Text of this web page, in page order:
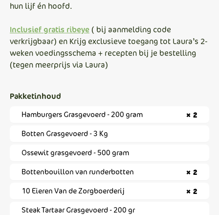
hun lijf én hoofd.
Inclusief gratis ribeye( bij aanmelding code
verkrijgbaar) en Krijg exclusieve toegang tot Laura’s 2-
weken voedingsschema + recepten bij je bestelling
(tegen meerprijs via Laura)
Pakketinhoud
Hamburgers Grasgevoerd - 200 gram × 2
Botten Grasgevoerd - 3 Kg
Ossewit grasgevoerd - 500 gram
Bottenbouillon van runderbotten × 2
10 Eieren Van de Zorgboerderij × 2
Steak Tartaar Grasgevoerd - 200 gr